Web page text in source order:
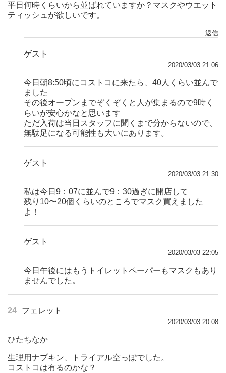
平日何時くらいから並ばれていますか？マスクやウエット
ティッシュが欲しいです。
返信
ゲスト
2020/03/03 21:06
今日朝8:50頃にコストコに来たら、40人くらい並んで
ました
その後オープンまでぞくぞくと人が集まるので9時く
らいが安心かなと思います
ただ入荷は当日スタッフに聞くまで分からないので、
無駄足になる可能性も大いにあります。
ゲスト
2020/03/03 21:30
私は今日9：07に並んで9：30過ぎに開店して
残り10〜20個くらいのところでマスク買えました
よ！
ゲスト
2020/03/03 22:05
今日午後にはもうトイレットペーパーもマスクもあり
ませんでした。
24 フェレット
2020/03/03 20:08
ひたちなか
生理用ナプキン、トライアル空っぽでした。
コストコは有るのかな？